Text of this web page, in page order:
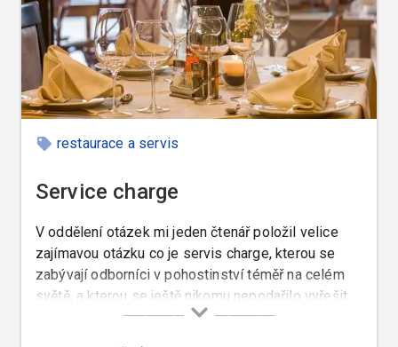
restaurace a servis
Service charge
V oddělení otázek mi jeden čtenář položil velice
zajímavou otázku co je servis charge, kterou se
zabývají odborníci v pohostinství téměř na celém
světě, a kterou se ještě nikomu nepodařilo vyřešit.